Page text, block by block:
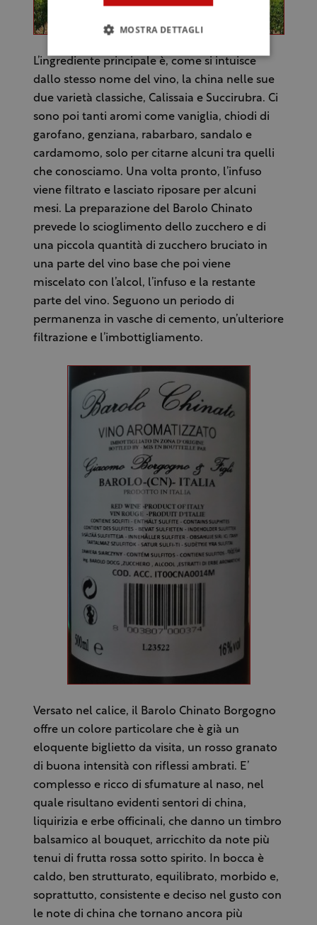
L’ingrediente principale è, come si intuisce
dallo stesso nome del vino, la china nelle sue
due varietà classiche, Calissaia e Succirubra. Ci
sono poi tanti aromi come vaniglia, chiodi di
garofano, genziana, rabarbaro, sandalo e
cardamomo, solo per citarne alcuni tra quelli
che conosciamo. Una volta pronto, l’infuso
viene filtrato e lasciato riposare per alcuni
mesi. La preparazione del Barolo Chinato
prevede lo scioglimento dello zucchero e di
una piccola quantità di zucchero bruciato in
una parte del vino base che poi viene
miscelato con l’alcol, l’infuso e la restante
parte del vino. Seguono un periodo di
permanenza in vasche di cemento, un’ulteriore
filtrazione e l’imbottigliamento.
Versato nel calice, il Barolo Chinato Borgogno
offre un colore particolare che è già un
eloquente biglietto da visita, un rosso granato
di buona intensità con riflessi ambrati. E’
complesso e ricco di sfumature al naso, nel
quale risultano evidenti sentori di china,
liquirizia e erbe officinali, che danno un timbro
balsamico al bouquet, arricchito da note più
tenui di frutta rossa sotto spirito. In bocca è
caldo, ben strutturato, equilibrato, morbido e,
soprattutto, consistente e deciso nel gusto con
le note di china che tornano ancora più
MOSTRA DETTAGLI